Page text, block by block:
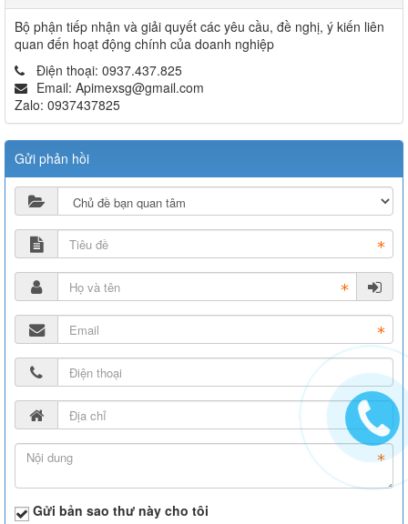
Bộ phận tiếp nhận và giải quyết các yêu cầu, đề nghị, ý kiến liên
quan đến hoạt động chính của doanh nghiệp
Điện thoại: 0937.437.825
Email: Apimexsg@gmail.com
Zalo: 0937437825
Gửi phản hồi
Gửi bản sao thư này cho tôi